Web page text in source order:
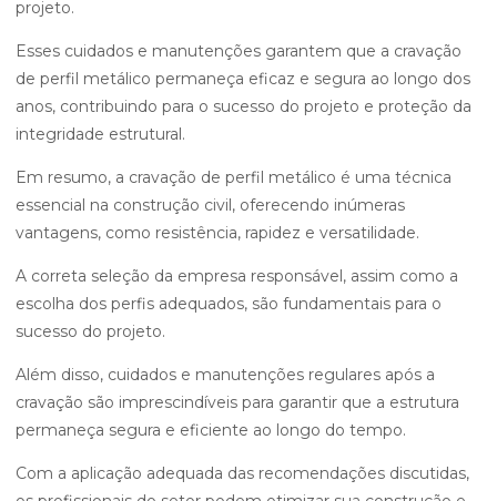
projeto.
Esses cuidados e manutenções garantem que a cravação
de perfil metálico permaneça eficaz e segura ao longo dos
anos, contribuindo para o sucesso do projeto e proteção da
integridade estrutural.
Em resumo, a cravação de perfil metálico é uma técnica
essencial na construção civil, oferecendo inúmeras
vantagens, como resistência, rapidez e versatilidade.
A correta seleção da empresa responsável, assim como a
escolha dos perfis adequados, são fundamentais para o
sucesso do projeto.
Além disso, cuidados e manutenções regulares após a
cravação são imprescindíveis para garantir que a estrutura
permaneça segura e eficiente ao longo do tempo.
Com a aplicação adequada das recomendações discutidas,